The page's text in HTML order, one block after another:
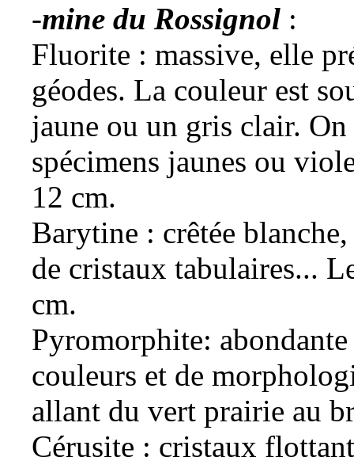
-mine du Rossignol :
Fluorite : massive, elle
géodes. La couleur est
jaune ou un gris clair.
spécimens jaunes ou
12 cm.
Barytine : crêtée
de cristaux tabulaires...
cm.
Pyromorphite:
couleurs et de
allant du vert prairie au
Cérusite : cristaux